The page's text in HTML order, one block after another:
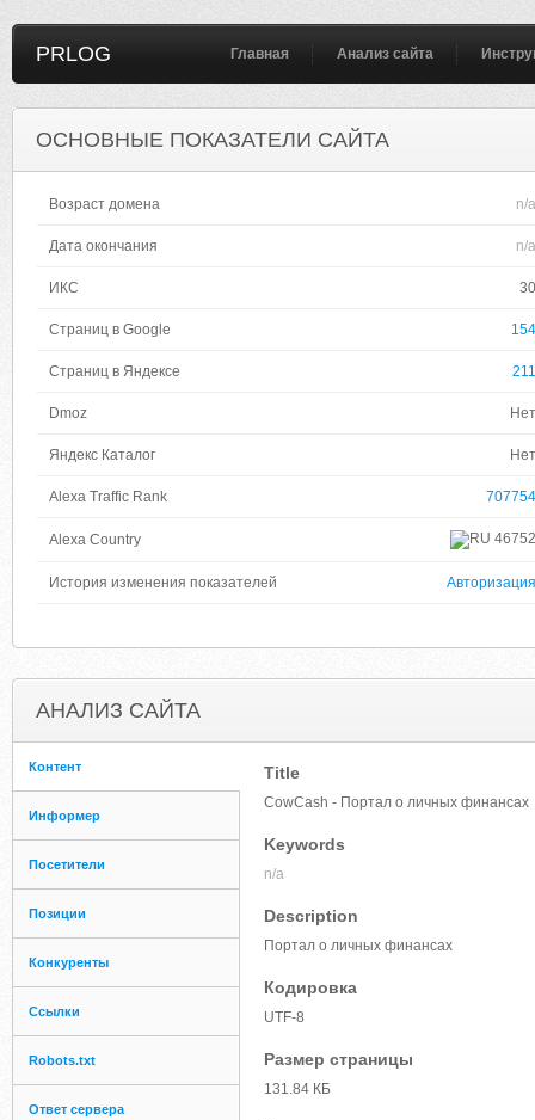
PRLOG Главная Анализ сайта
ОСНОВНЫЕ ПОКАЗАТЕЛИ САЙТА
Возраст домена n/a
Дата окончания n/a
ИКС 30
Страниц в Google 154
Страниц в Яндексе 211
Dmoz Нет
Яндекс Каталог Нет
Alexa Traffic Rank 707754
Alexa Country 46752
История изменения показателей Авторизация
АНАЛИЗ САЙТА
Контент
Информер
Посетители
Позиции
Конкуренты
Ссылки
Robots.txt
Ответ сервера
Title
CowCash - Портал о личных финансах
Keywords
n/a
Description
Портал о личных финансах
Кодировка
UTF-8
Размер страницы
131.84 КБ